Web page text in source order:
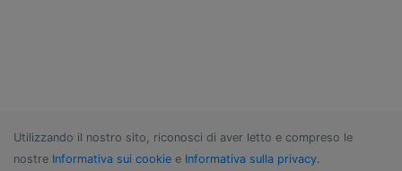
Utilizzando il nostro sito, riconosci di aver letto e compreso le
nostre Informativa sui cookie e Informativa sulla privacy.